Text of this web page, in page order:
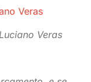
Veras